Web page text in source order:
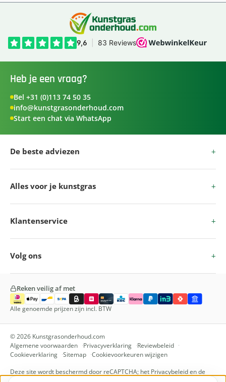
Heb je een vraag?
Bel +31 (0)113 74 50 35
info@kunstgrasonderhoud.com
Start een chat via WhatsApp
De beste adviezen
Alles voor je kunstgras
Klantenservice
Volg ons
© 2026 Kunstgrasonderhoud.com
Algemene voorwaarden
Privacyverklaring
Reviewbeleid
Cookieverklaring
Sitemap
Cookievoorkeuren wijzigen
Deze site wordt beschermd door reCAPTCHA; het Privacybeleiden de
Reken veilig af met
Alle genoemde prijzen zijn incl. BTW